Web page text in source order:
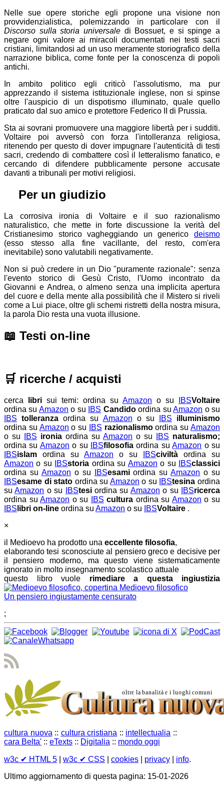
Nelle sue opere storiche egli propone una visione non
provvidenzialistica, polemizzando in particolare con il
Discorso sulla storia universale di Bossuet, e si spinge a
negare ogni valore ai miracoli documentati nei testi sacri
cristiani, limitandosi ad un uso meramente storiografico della
narrazione biblica, come fonte per la conoscenza di popoli
antichi.
In ambito politico egli criticò l'assolutismo, ma pur
apprezzando il sistema istituzionale inglese, non si spinse
oltre l'auspicio di un dispotismo illuminato, quale quello
praticato dal suo amico e protettore Federico II di Prussia.
Sta ai sovrani promuovere una maggiore libertà per i sudditi.
Voltaire poi avversò con forza l'intolleranza religiosa,
ritenendo per questo di dover impugnare l'autenticità di testi
sacri, credendo di combattere così il letteralismo fanatico, e
cercando di difendere pubblicamente persone accusate
davanti a tribunali per motivi religiosi.
Per un giudizio
La corrosiva ironia di Voltaire e il suo razionalismo
naturalistico, che mette in forte discussione la verità del
Cristianesimo storico vagheggiando un generico deismo
(esso stesso alla fine vacillante, del resto, com'era
inevitabile) sono valutabili negativamente.
Non si può credere in un Dio "puramente razionale": senza
l'evento storico di Gesù Cristo, l'Uomo incontrato da
Giovanni e Andrea, o almeno senza una implicita apertura
del cuore e della mente alla possibilità che il Mistero si riveli
come a Lui piace, oltre gli schemi ristretti della nostra misura,
la parola Dio resta una vuota illusione.
📖 Testi on-line
🛒 ricerche / acquisti
cerca libri sui temi: ordina su Amazon o su IBSVoltaire
ordina su Amazon o su IBS Candido ordina suAmazon o su
IBS tolleranza ordina su Amazon o su IBS illuminismo
ordina su Amazon o su IBS razionalismo ordina suAmazon
o su
IBS ironia ordina su Amazon o su IBS naturalismo;
ordina su Amazon o su IBSfilosofia ordina suAmazon o su
IBSislam ordina su Amazon o su IBSciviltà
ordina su
Amazon o su IBSstoria ordina su Amazon o su IBSclassici
ordina su Amazon o su IBSesami ordina suAmazon o su
IBSesame di stato ordina su Amazon o su IBStesina ordina
suAmazon o su IBStesi ordina su Amazon o su IBSricerca
ordina suAmazon o su IBS cultura ordina su Amazon o su
IBS libri on-line ordina su Amazon o su IBSVoltaire .
×
il Medioevo ha prodotto una eccellente filosofia,
elaborando tesi sconosciute al pensiero greco e decisive per
il pensiero moderno, ma questo viene sistematicamente
ignorato in molto insegnamento scolastico attuale
questo libro vuole rimediare a questa ingiustizia
Medioevo filosofico
Un pensiero ingiustamente censurato
;
cultura nuova :: cultura cristiana :: intellectualia ::
cara Belta' :: eTexts :: Digitalia :: mondo oggi
w3c ✔ HTML 5 w3c ✔ CSS cookies privacy info.
Ultimo aggiornamento di questa pagina: 15-01-2026